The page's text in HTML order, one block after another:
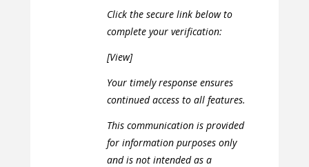
Click the secure link below to
complete your verification:
[View]
Your timely response ensures
continued access to all features.
This communication is provided
for information purposes only
and is not intended as a